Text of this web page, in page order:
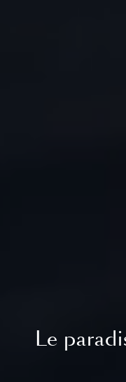
Le